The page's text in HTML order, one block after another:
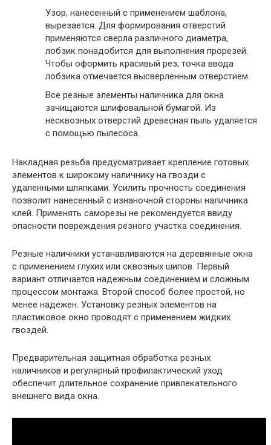
Узор, нанесенный с применением шаблона,
вырезается. Для формирования отверстий
применяются сверла различного диаметра,
лобзик понадобится для выполнения прорезей.
Чтобы оформить красивый рез, точка ввода
лобзика отмечается высверленным отверстием.
Все резные элементы наличника для окна
зачищаются шлифовальной бумагой. Из
несквозных отверстий древесная пыль удаляется
с помощью пылесоса.
Накладная резьба предусматривает крепление готовых
элементов к широкому наличнику на гвозди с
удаленными шляпками. Усилить прочность соединения
позволит нанесенный с изнаночной стороны наличника
клей. Применять саморезы не рекомендуется ввиду
опасности повреждения резного участка соединения.
Резные наличники устанавливаются на деревянные окна
с применением глухих или сквозных шипов. Первый
вариант отличается надежным соединением и сложным
процессом монтажа. Второй способ более простой, но
менее надежен. Установку резных элементов на
пластиковое окно проводят с применением жидких
гвоздей.
Предварительная защитная обработка резных
наличников и регулярный профилактический уход
обеспечит длительное сохранение привлекательного
внешнего вида окна.